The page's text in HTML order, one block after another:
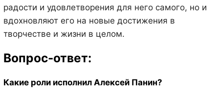
радости и удовлетворения для него самого, но и
вдохновляют его на новые достижения в
творчестве и жизни в целом.
Вопрос-ответ:
Какие роли исполнил Алексей Панин?